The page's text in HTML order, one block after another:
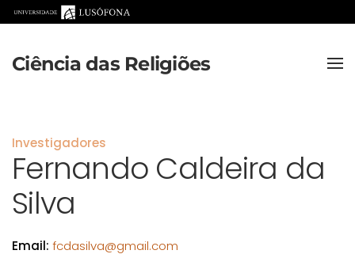
Ciência das Religiões
Investigadores
Fernando Caldeira da
Silva
Email: fcdasilva@gmail.com